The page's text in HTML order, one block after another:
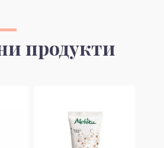
продукти